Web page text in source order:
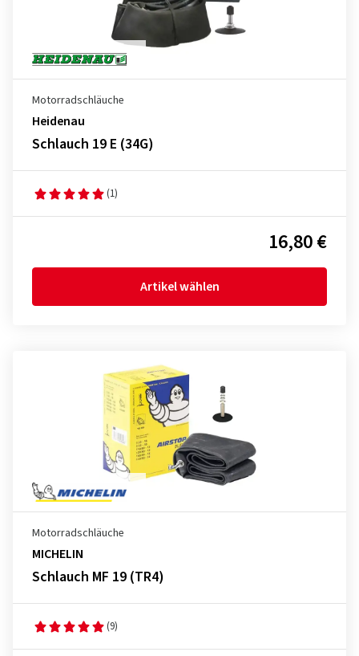
Motorradschläuche
Heidenau
Schlauch 19 E (34G)
(1)
16,80 €
Artikel wählen
Motorradschläuche
MICHELIN
Schlauch MF 19 (TR4)
(9)